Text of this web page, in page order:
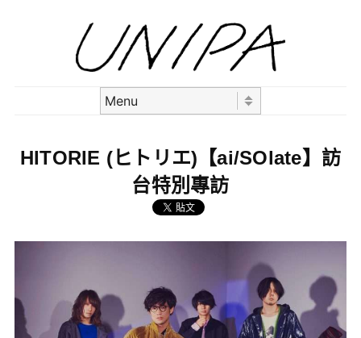
HITORIE (ヒトリエ)【ai/SOlate】訪
台特別專訪